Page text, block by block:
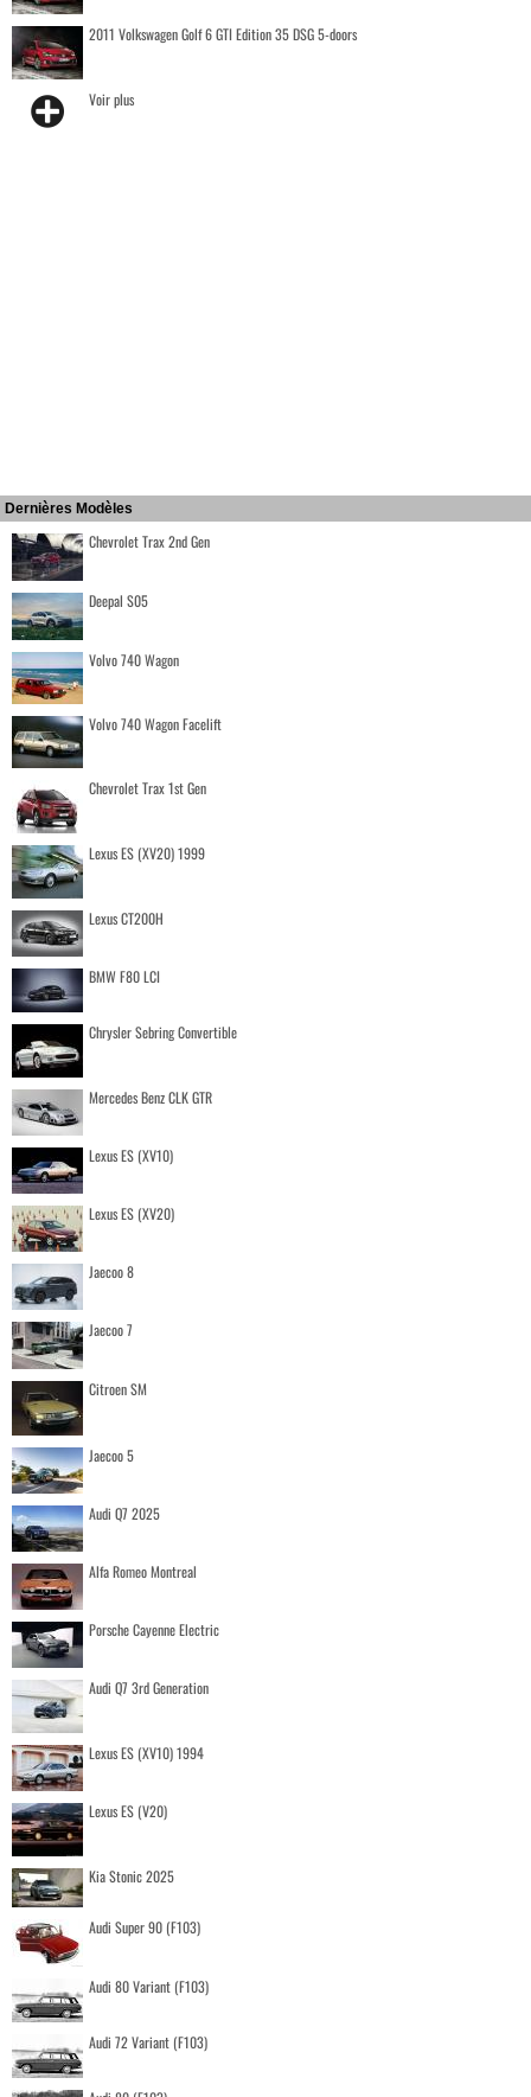
2011 Volkswagen Golf 6 GTI Edition 35 DSG 5-doors
Voir plus
Dernières Modèles
Chevrolet Trax 2nd Gen
Deepal S05
Volvo 740 Wagon
Volvo 740 Wagon Facelift
Chevrolet Trax 1st Gen
Lexus ES (XV20) 1999
Lexus CT200H
BMW F80 LCI
Chrysler Sebring Convertible
Mercedes Benz CLK GTR
Lexus ES (XV10)
Lexus ES (XV20)
Jaecoo 8
Jaecoo 7
Citroen SM
Jaecoo 5
Audi Q7 2025
Alfa Romeo Montreal
Porsche Cayenne Electric
Audi Q7 3rd Generation
Lexus ES (XV10) 1994
Lexus ES (V20)
Kia Stonic 2025
Audi Super 90 (F103)
Audi 80 Variant (F103)
Audi 72 Variant (F103)